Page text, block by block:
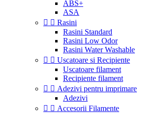
ABS+
ASA
  Rasini
Rasini Standard
Rasini Low Odor
Rasini Water Washable
  Uscatoare si Recipiente
Uscatoare filament
Recipiente filament
  Adezivi pentru imprimare
Adezivi
  Accesorii Filamente